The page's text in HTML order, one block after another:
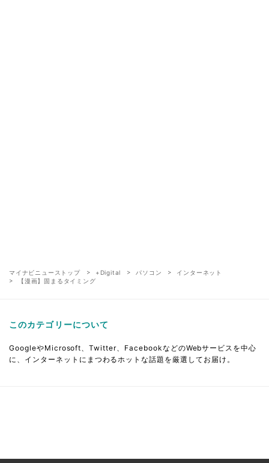
マイナビニューストップ +Digital パソコン
インターネット
【漫画】固まるタイミング
このカテゴリーについて
GoogleやMicrosoft、Twitter、FacebookなどのWebサービスを中心
に、インターネットにまつわるホットな話題を厳選してお届け。